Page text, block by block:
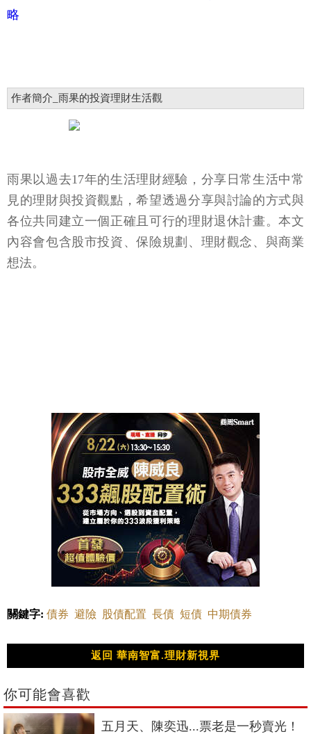
略
作者簡介_雨果的投資理財生活觀
雨果以過去17年的生活理財經驗，分享日常生活中常
見的理財與投資觀點，希望透過分享與討論的方式與
各位共同建立一個正確且可行的理財退休計畫。本文
內容會包含股市投資、保險規劃、理財觀念、與商業
想法。
關鍵字: 債券 避險 股債配置 長債 短債 中期債券
返回 華南智富.理財新視界
你可能會喜歡
五月天、陳奕迅...票老是一秒賣光！